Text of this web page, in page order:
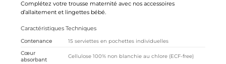
Complétez votre trousse maternité avec nos accessoires
d’allaitementet lingettes bébé.
Caractéristiques Techniques
Contenance
15 serviettes en pochettes individuelles
Cœur
absorbant
Cellulose 100% non blanchie au chlore (ECF-free)